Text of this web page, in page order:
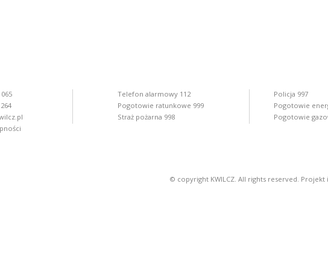
Telefon alarmowy 112
Pogotowie ratunkowe 999
Straż pożarna 998
Policja 997
Pogotowie
Pogotowie
© copyright KWILCZ. All rights reserved. Projekt